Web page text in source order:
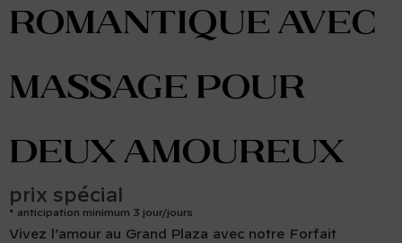
romantique avec
massage pour
deux amoureux
prix spécial
anticipation minimum 3 jour/jours
Vivez l’amour au Grand Plaza avec notre Forfait